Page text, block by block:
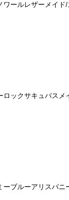
ワールレザーメイド/
ロックサキュバスメ
ーブルーアリスバニ